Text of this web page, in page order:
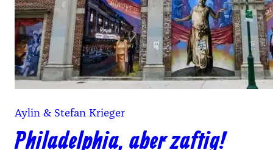
Aylin & Stefan Krieger
Philadelphia, aber zaftig!